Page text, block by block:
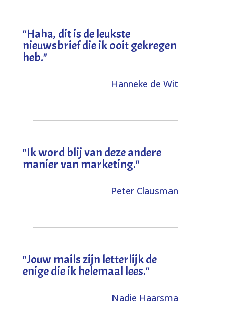
"Haha, dit is de leukste
nieuwsbrief die ik ooit gekregen
heb."
Hanneke de Wit
"Ik word blij van deze andere
manier van marketing."
Peter Clausman
"Jouw mails zijn letterlijk de
enige die ik helemaal lees."
Nadie Haarsma